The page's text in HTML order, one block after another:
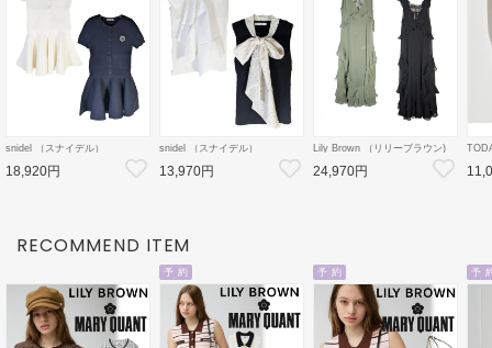
snidel （スナイデル）
ケーブルニットミニセットアッ
プ 26秋冬【SWNO264154】フ
レアワンピース
18,920円
snidel （スナイデル）
ボウタイドッキングノースリPO
26秋冬【SWNT264167】タン
クトップ・ノースリーブトップ
13,970円
Lily Brown （リリーブラウン)
ラッフルフリルロングドレス 26
秋冬【LWFO264119】マキシワ
ンピース
24,970円
秋冬
RECOMMEND ITEM
予 約 予 約 予